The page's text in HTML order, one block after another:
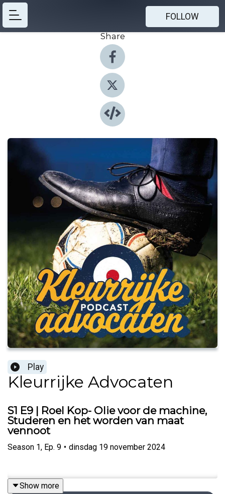
FOLLOW
Share
Play
Kleurrijke Advocaten
S1 E9 | Roel Kop- Olie voor de machine,
Studeren en het worden van maat
vennoot
Season 1, Ep. 9 • dinsdag 19 november 2024
Show more